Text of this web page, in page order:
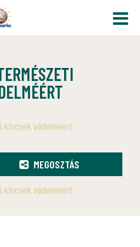
kincsek védelméért
MEGOSZTÁS
kincsek védelméért